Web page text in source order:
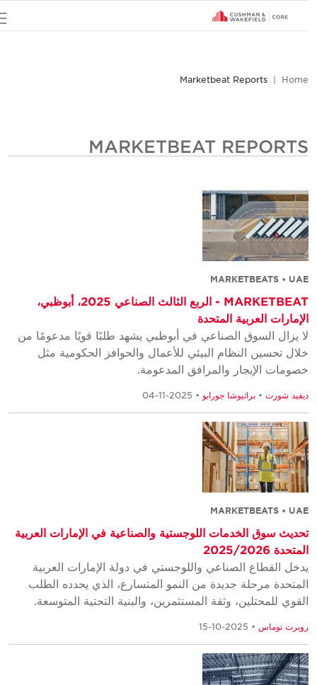
Home
Marketbeat Reports
MARKETBEAT REPORTS
MARKETBEATS • UAE
MARKETBEAT - الربع الثالث الصناعي 2025، أبوظبي،
الإمارات العربية المتحدة
لا يزال السوق الصناعي في أبوظبي يشهد طلبًا قويًا مدعومًا من
خلال تحسين النظام البيئي للأعمال والحوافز الحكومية مثل
خصومات الإيجار والمرافق المدعومة.
ديفيد شورت• براثيوشا جورابو• 2025-11-04
MARKETBEATS • UAE
تحديث سوق الخدمات اللوجستية والصناعية في الإمارات العربية
المتحدة 2025/2026
يدخل القطاع الصناعي واللوجستي في دولة الإمارات العربية
المتحدة مرحلة جديدة من النمو المتسارع، الذي يحدده الطلب
القوي للمحتلين، وثقة المستثمرين، والبنية التحتية المتوسعة.
روبرت توماس• 2025-10-15